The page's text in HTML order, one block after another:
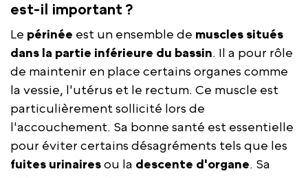
est-il important ?
Le périnée est un ensemble de muscles situés
dans la partie inférieure du bassin. Il a pour rôle
de maintenir en place certains organes comme
la vessie, l'utérus et le rectum. Ce muscle est
particulièrement sollicité lors de
l'accouchement. Sa bonne santé est essentielle
pour éviter certains désagréments tels que les
fuites urinairesou la descente d'organe. Sa